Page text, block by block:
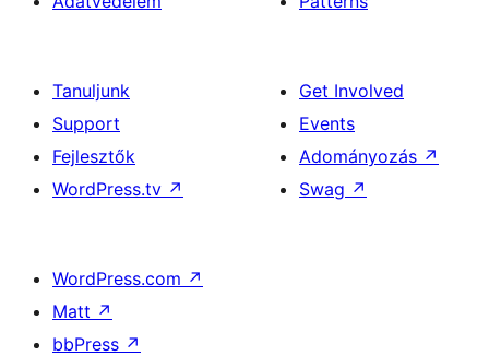
Tanuljunk
Support
Fejlesztők
WordPress.tv ↗
Get Involved
Events
Adományozás ↗
Swag ↗
WordPress.com ↗
Matt ↗
bbPress ↗